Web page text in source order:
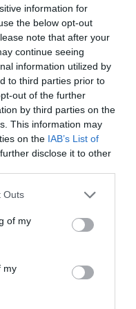
information for
the below opt-out
note that after your
continue seeing
information utilized by
to third parties prior to
out of the further
by third parties on the
This information may
on the IAB’s List of
disclose it to other
one or more Google
You may click to
its third-party tags to
in below Google
Outs
of my
my
TÖRÖLTEK
köszönhetően a
City Airportis
ellenőrzés során
eszközök
vonatkozó